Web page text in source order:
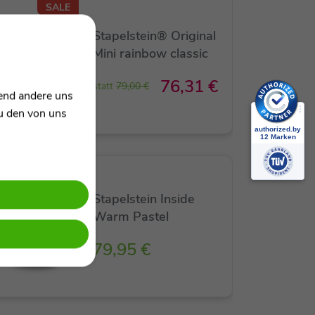
SALE
Stapelstein® Original
Mini rainbow classic
statt 79,00 € 76,31 €
Stapelstein Inside
Warm Pastel
79,95 €
andere uns
den von uns